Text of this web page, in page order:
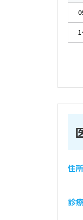
住所
診